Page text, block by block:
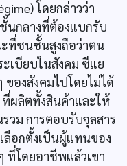
โดยกล่าวว่า
นกลางที่ต้องแบกรับ
ที่ชนชั้นสูงถือว่าตน
เบียบในสังคม ซีแย
องสังคมไปโดยไม่ได้
ผลิตทั้งสินค้าและให้
วม การตอบรับจุลสาร
อกตั้งเป็นผู้แทนของ
ที่โดยอาชีพแล้วเขา